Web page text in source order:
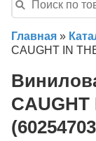
Главная »
CAUGHT IN
CAUGHT